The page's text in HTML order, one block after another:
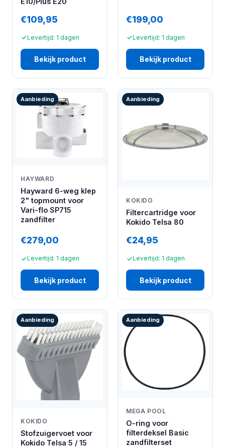
€109,95
Levertijd: 1 dagen
Bekijk product
€199,00
Levertijd: 1 dagen
Bekijk product
Aanbieding
HAYWARD
Hayward 6-weg klep
2" topmount voor
Vari-flo SP715
zandfilter
€279,00
Levertijd: 1 dagen
Bekijk product
Aanbieding
KOKIDO
Filtercartridge voor
Kokido Telsa 80
€24,95
Levertijd: 1 dagen
Bekijk product
Aanbieding
KOKIDO
Stofzuigervoet voor
Kokido Telsa 5 / 15
Aanbieding
MEGA POOL
O-ring voor
filterdeksel Basic
zandfilterset